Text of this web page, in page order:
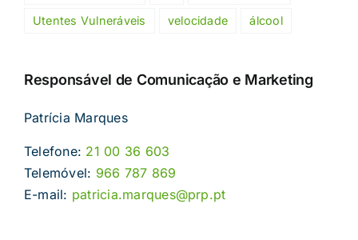
Utentes Vulneráveis velocidade álcool
Responsável de Comunicação e Marketing
Patrícia Marques
Telefone: 21 00 36 603
Telemóvel: 966 787 869
E-mail: patricia.marques@prp.pt